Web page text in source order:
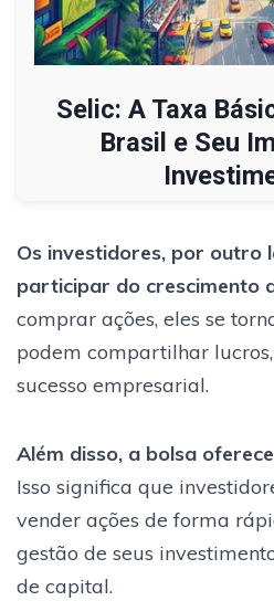
Selic: A Taxa
Brasil e Seu
Os investidores, por outro
participar do crescimento
comprar ações, eles se
podem compartilhar
sucesso empresarial.
Além disso, a bolsa
Isso significa que
vender ações de forma
gestão de seus
de capital.